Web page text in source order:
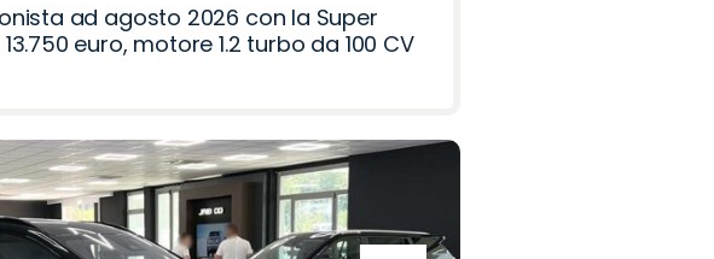
ad agosto 2026 con la Super
euro, motore 1.2 turbo da 100 CV